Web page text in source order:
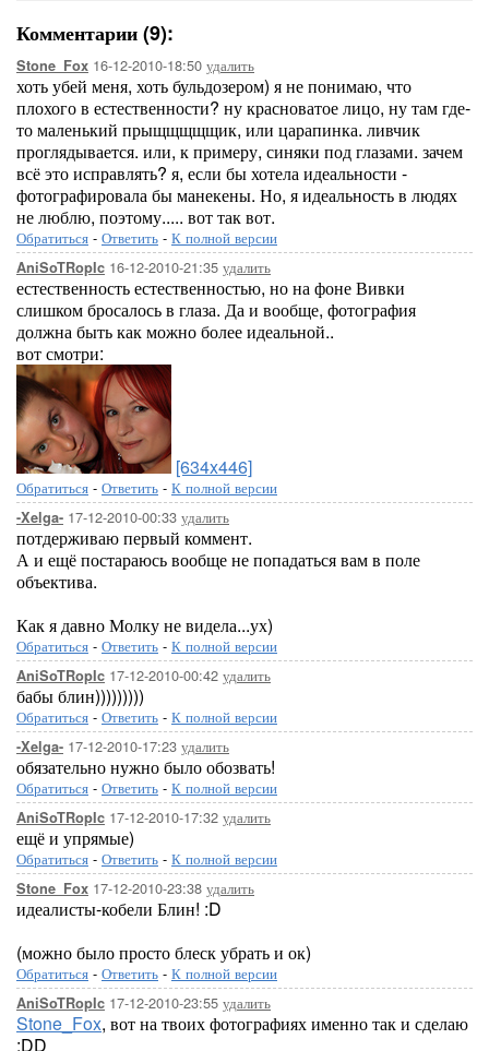
Комментарии (9):
Stone_Fox 16-12-2010-18:50 удалить
хоть убей меня, хоть бульдозером) я не понимаю, что
плохого в естественности? ну красноватое лицо, ну там где-
то маленький прыщщщщщик, или царапинка. ливчик
проглядывается. или, к примеру, синяки под глазами. зачем
всё это исправлять? я, если бы хотела идеальности -
фотографировала бы манекены. Но, я идеальность в людях
не люблю, поэтому..... вот так вот.
Обратиться - Ответить - К полной версии
AniSoTRopIc 16-12-2010-21:35 удалить
естественность естественностью, но на фоне Вивки
слишком бросалось в глаза. Да и вообще, фотография
должна быть как можно более идеальной..
вот смотри:
[634x446]
Обратиться - Ответить - К полной версии
-Xelga- 17-12-2010-00:33 удалить
потдерживаю первый коммент.
А и ещё постараюсь вообще не попадаться вам в поле
объектива.
Как я давно Молку не видела...ух)
Обратиться - Ответить - К полной версии
AniSoTRopIc 17-12-2010-00:42 удалить
бабы блин)))))))))
Обратиться - Ответить - К полной версии
-Xelga- 17-12-2010-17:23 удалить
обязательно нужно было обозвать!
Обратиться - Ответить - К полной версии
AniSoTRopIc 17-12-2010-17:32 удалить
ещё и упрямые)
Обратиться - Ответить - К полной версии
Stone_Fox 17-12-2010-23:38 удалить
идеалисты-кобели Блин! :D
(можно было просто блеск убрать и ок)
Обратиться - Ответить - К полной версии
AniSoTRopIc 17-12-2010-23:55 удалить
Stone_Fox, вот на твоих фотографиях именно так и сделаю
:DD